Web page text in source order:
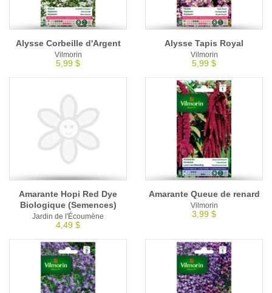
Alysse Corbeille d'Argent
Vilmorin
5,99 $
Alysse Tapis Royal
Vilmorin
5,99 $
Amarante Hopi Red Dye
Biologique (Semences)
Jardin de l'Écoumène
4,49 $
Amarante Queue de renard
Vilmorin
3,99 $